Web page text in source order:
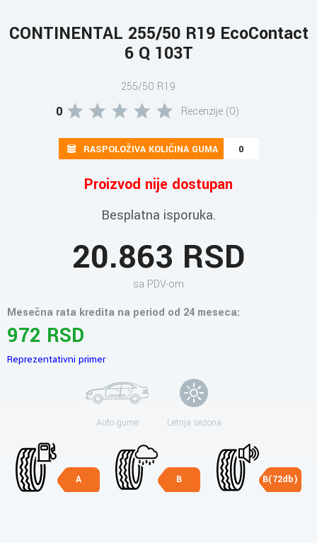
CONTINENTAL 255/50 R19 EcoContact
6 Q 103T
255/50 R19
0 Recenzije (0)
RASPOLOŽIVA KOLIČINA GUMA 0
Proizvod nije dostupan
Besplatna isporuka.
20.863 RSD
sa PDV-om
Mesečna rata kredita na period od 24 meseca:
972 RSD
Reprezentativni primer
Auto gume Letnja sezona
A B B(72db)